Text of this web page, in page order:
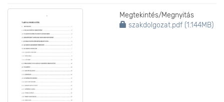
Megtekintés/Megnyitás
szakdolgozat.pdf (1.144MB)